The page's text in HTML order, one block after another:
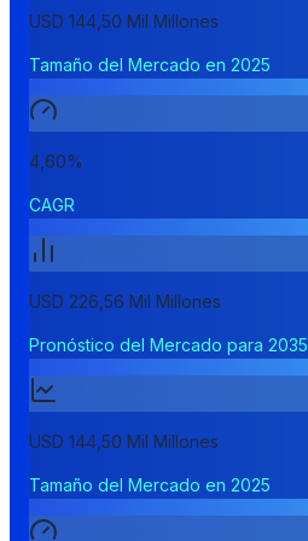
USD 144,50 Mil Millones
Tamaño del Mercado en 2025
4,60%
CAGR
USD 226,56 Mil Millones
Pronóstico del Mercado para 2035
USD 144,50 Mil Millones
Tamaño del Mercado en 2025